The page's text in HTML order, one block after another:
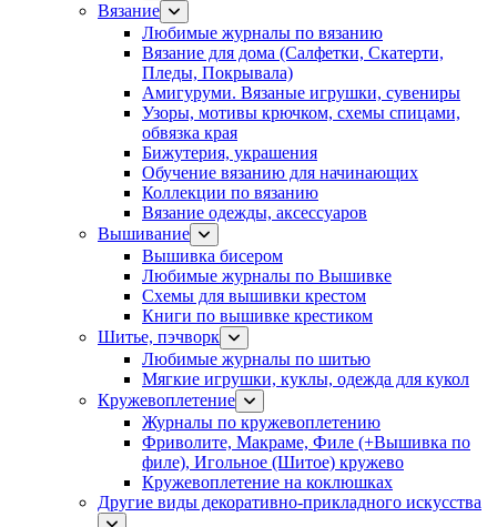
Вязание
Любимые журналы по вязанию
Вязание для дома (Салфетки, Скатерти,
Пледы, Покрывала)
Амигуруми. Вязаные игрушки, сувениры
Узоры, мотивы крючком, схемы спицами,
обвязка края
Бижутерия, украшения
Обучение вязанию для начинающих
Коллекции по вязанию
Вязание одежды, аксессуаров
Вышивание
Вышивка бисером
Любимые журналы по Вышивке
Схемы для вышивки крестом
Книги по вышивке крестиком
Шитье, пэчворк
Любимые журналы по шитью
Мягкие игрушки, куклы, одежда для кукол
Кружевоплетение
Журналы по кружевоплетению
Фриволите, Макраме, Филе (+Вышивка по
филе), Игольное (Шитое) кружево
Кружевоплетение на коклюшках
Другие виды декоративно-прикладного искусства